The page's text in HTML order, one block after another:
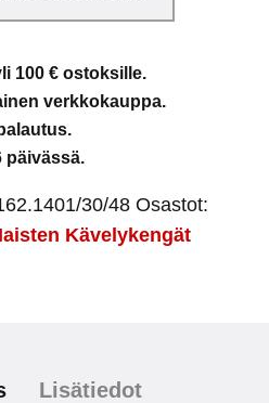
100 € ostoksille.
verkkokauppa.
päivässä.
30/48 Osastot:
Kävelykengät
Lisätiedot